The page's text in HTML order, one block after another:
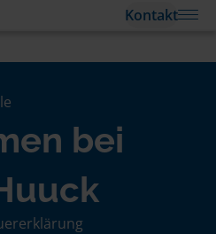
Kontakt
bei